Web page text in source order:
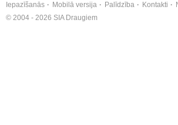
Iepazīšanās Mobilā versija Palīdzība Kontakti
© 2004 - 2026 SIA Draugiem